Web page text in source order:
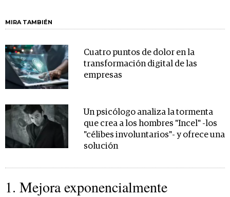
MIRA TAMBIÉN
Cuatro puntos de dolor en la
transformación digital de las
empresas
Un psicólogo analiza la tormenta
que crea a los hombres "Incel" -los
"célibes involuntarios"- y ofrece una
solución
1. Mejora exponencialmente